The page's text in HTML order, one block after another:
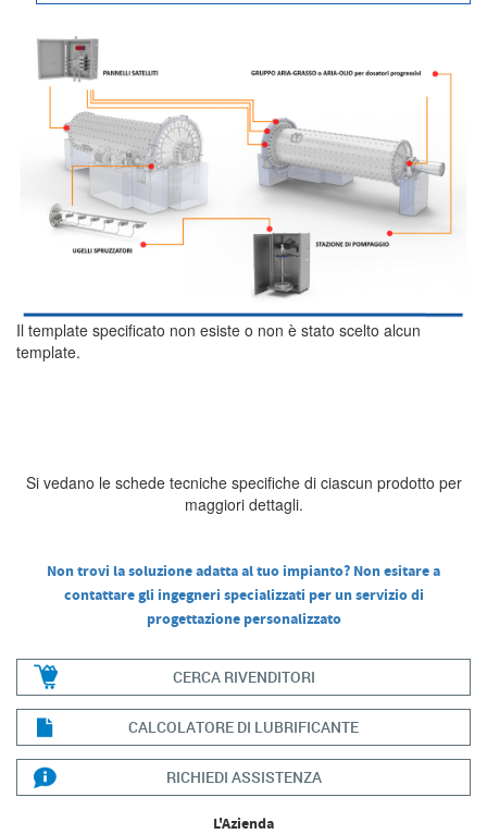
Il template specificato non esiste o non è stato scelto alcun
template.
Si vedano le schede tecniche specifiche di ciascun prodotto per
maggiori dettagli.
Non trovi la soluzione adatta al tuo impianto? Non esitare a
contattare gli ingegneri specializzati per un servizio di
progettazione personalizzato
CERCA RIVENDITORI
CALCOLATORE DI LUBRIFICANTE
RICHIEDI ASSISTENZA
L'Azienda